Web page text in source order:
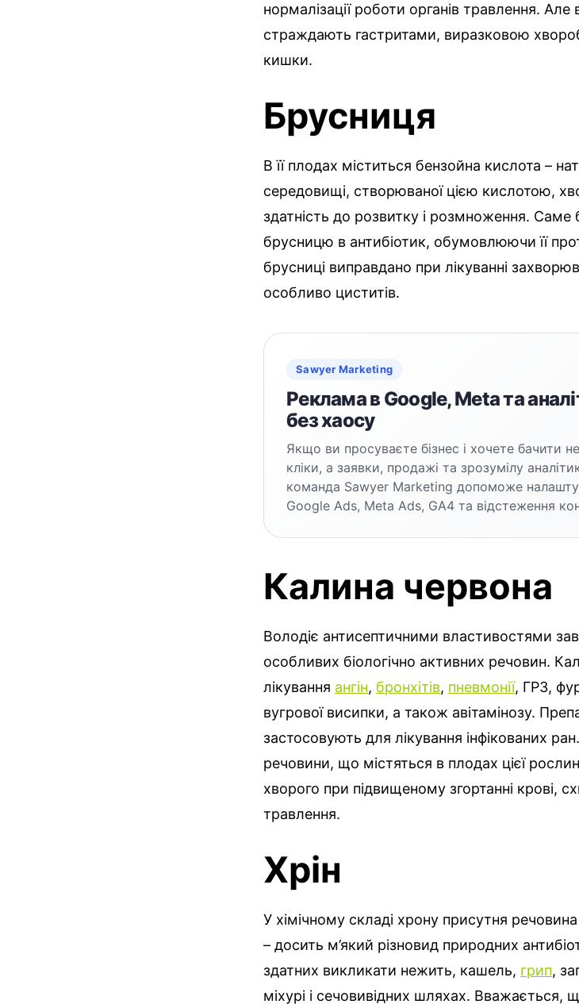
нормалізації роботи органів травлення.
страждають гастритами, виразковою
кишки.
Брусниця
В її плодах міститься бензойна кислота –
середовищі, створюваної цією кислотою,
здатність до розвитку і розмноження. Саме
брусницю в антибіотик, обумовлюючи її
брусниці виправдано при лікуванні
особливо циститів.
Sawyer Marketing
Реклама в Google, Meta та
без хаосу
Якщо ви просуваєте бізнес і хочете бачити
кліки, а заявки, продажі та зрозумілу
команда Sawyer Marketing допоможе
Google Ads, Meta Ads, GA4 та відстеження
Калина червона
Володіє антисептичними властивостями
особливих біологічно активних речовин.
лікування ангін, бронхітів, пневмонії, ГРЗ,
вугрової висипки, а також авітамінозу.
застосовують для лікування інфікованих
речовини, що містяться в плодах цієї
хворого при підвищеному згортанні крові,
травлення.
Хрін
У хімічному складі хрону присутня речовина
– досить м’який різновид природних
здатних викликати нежить, кашель, грип,
міхурі і сечовивідних шляхах. Вважається,